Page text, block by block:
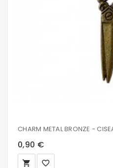
CHARM METAL BRONZE -
0,90 €
local_grocery_store favorite_border